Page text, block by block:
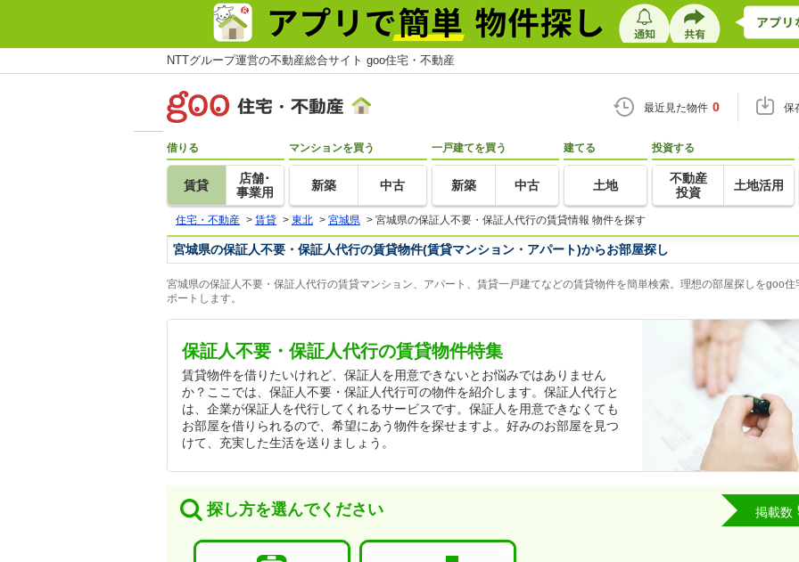
NTTグループ運営の不動産総合サイト goo住宅・不動産
最近見た物件 0 保
借りる
賃貸
店舗･
事業用
マンションを買う
新築 中古
一戸建てを買う
新築 中古
建てる
土地
投資する
不動産
投資
土地活用
住宅・不動産 > 賃貸 > 東北 > 宮城県 > 宮城県の保証人不要・保証人代行の賃貸情報 物件を探す
宮城県の保証人不要・保証人代行の賃貸物件(賃貸マンション・アパート)からお部屋探し
宮城県の保証人不要・保証人代行の賃貸マンション、アパート、賃貸一戸建てなどの賃貸物件を簡単検索。理想の部屋探しをgoo住
ポートします。
保証人不要・保証人代行の賃貸物件特集
賃貸物件を借りたいけれど、保証人を用意できないとお悩みではありません
か？ここでは、保証人不要・保証人代行可の物件を紹介します。保証人代行と
は、企業が保証人を代行してくれるサービスです。保証人を用意できなくても
お部屋を借りられるので、希望にあう物件を探せますよ。好みのお部屋を見つ
けて、充実した生活を送りましょう。
探し方を選んでください 掲載数